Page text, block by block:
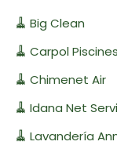
🧹 Big Clean
🧹 Carpol
🧹 Chimenet Air
🧹 Idana Net
🧹 Lavandería